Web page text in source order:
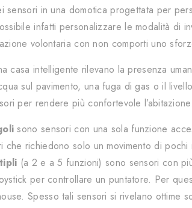
sensori in una domotica progettata per
infatti personalizzare le modalità di
volontaria con non comporti uno
casa intelligente rilevano la presenza
sul pavimento, una fuga di gas o il
per rendere più confortevole l’abitazione.
sono sensori con una sola funzione
che richiedono solo un movimento di
(a 2 e a 5 funzioni) sono sensori con
per controllare un puntatore. Per
Spesso tali sensori si rivelano ottime